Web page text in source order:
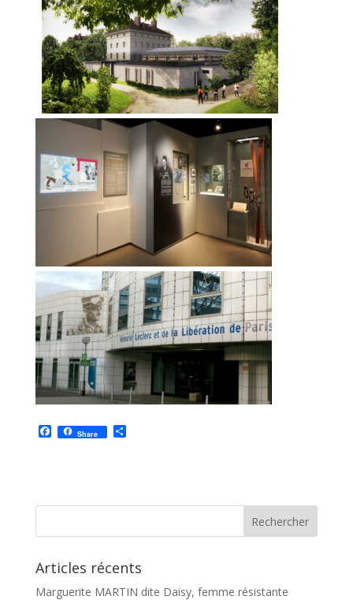
F
a
o
Share P
e
Articles récents
Marguerite MARTIN dite Daisy, femme résistante